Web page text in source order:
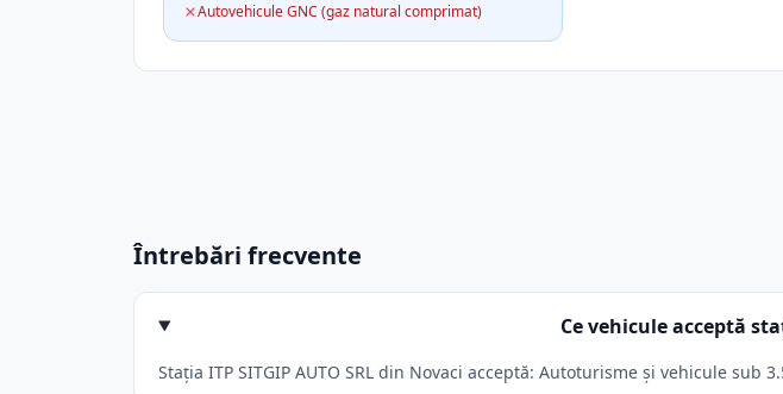
Autovehicule GNC (gaz natural comprimat)
Întrebări frecvente
Ce vehicule acceptă
Stația ITP SITGIP AUTO SRL din Novaci acceptă: Autoturisme și vehicule sub